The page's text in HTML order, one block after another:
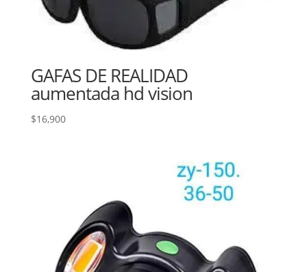
GAFAS DE REALIDAD
aumentada hd vision
$16,900